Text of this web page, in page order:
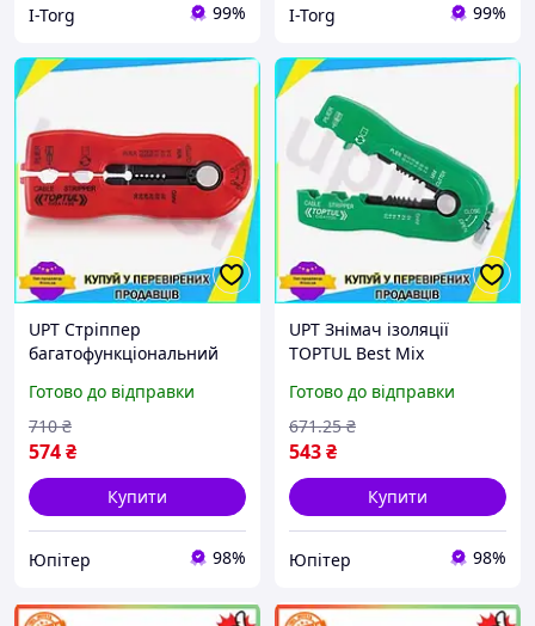
I-Torg 99% I-Torg 99%
UPT Стріппер
багатофункціональний
зняття ізоляції проводів
0,2-0,8 мм інструмент дл
UPT66-B
Готово до відправки
574₴
710 ₴
Купити
Юпітер 98%
UPT Знімач ізоляції
TOPTUL Best Mix
0,8-2,6мм для проводів та
кабелів інструмент д
UPT66-B
Готово до відправки
543₴
671.25 ₴
Купити
Юпітер 98%